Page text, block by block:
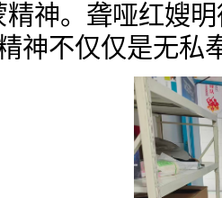
精神。聋哑红嫂
神不仅仅是无私